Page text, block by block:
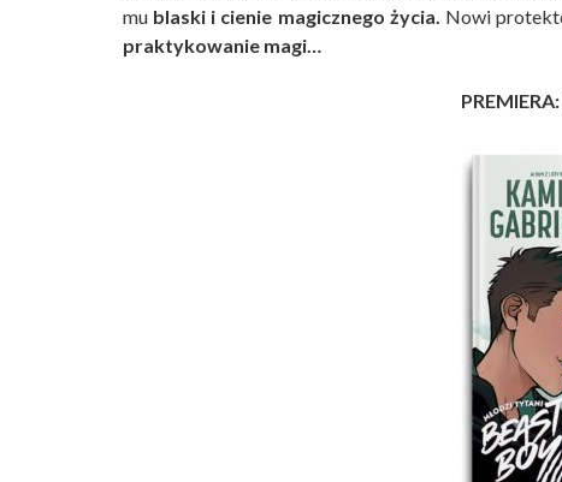
mu blaski i cienie magicznego życia. Nowi
praktykowanie magi…
PREMIERA: